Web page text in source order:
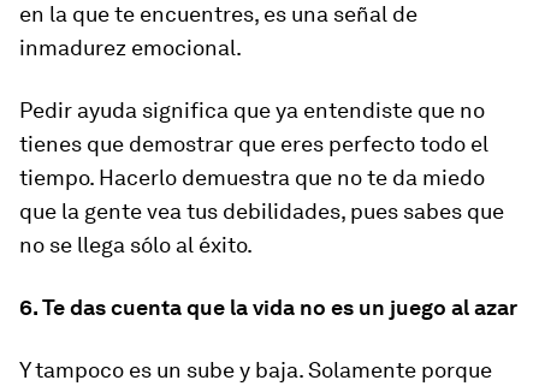
en la que te encuentres, es una señal de
inmadurez emocional.
Pedir ayuda significa que ya entendiste que no
tienes que demostrar que eres perfecto todo el
tiempo. Hacerlo demuestra que no te da miedo
que la gente vea tus debilidades, pues sabes que
no se llega sólo al éxito.
6. Te das cuenta que la vida no es un juego al azar
Y tampoco es un sube y baja. Solamente porque